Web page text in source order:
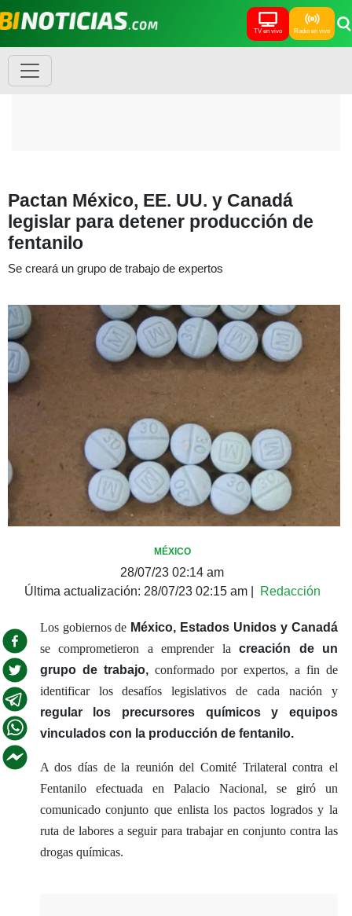
TV en vivo Radio en vivo
Pactan México, EE. UU. y Canadá
legislar para detener producción de
fentanilo
Se creará un grupo de trabajo de expertos
MÉXICO
28/07/23 02:14 am
Última actualización: 28/07/23 02:15 am| Redacción
Los gobiernos de México, Estados Unidos y Canadá
se comprometieron a emprender lacreación de un
grupo de trabajo,conformado por expertos, a fin de
identificar los desafíos legislativos de cada nación y
regular los precursores químicos y equipos
vinculados con la producción de fentanilo.
A dos días de la reunión del Comité Trilateral contra el
Fentanilo efectuada en Palacio Nacional, se giró un
comunicado conjunto que enlista los pactos logrados y la
ruta de labores a seguir para trabajar en conjunto contra las
drogas químicas.